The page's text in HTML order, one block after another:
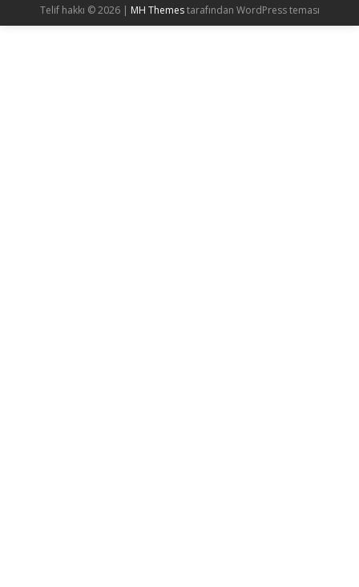
Telif hakkı © 2026 | MH Themestarafından WordPress teması